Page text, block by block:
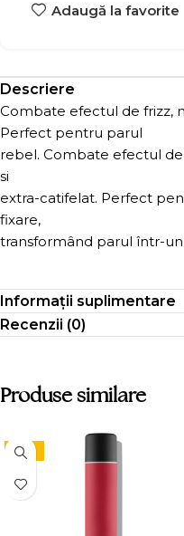
Adaugă la favorite
Descriere
Combate efectul de frizz,
Perfect pentru parul
rebel. Combate efectul
si
extra-catifelat. Perfect
fixare,
transformând parul într-
Informații suplimentare
Recenzii (0)
Produse similare
-15%